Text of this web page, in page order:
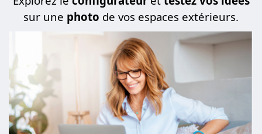
sur une photo de vos espaces extérieurs.